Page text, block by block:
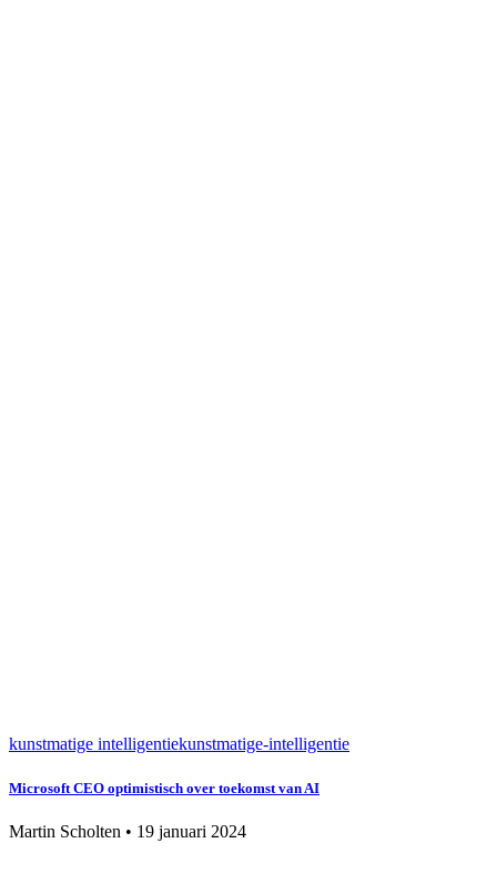
kunstmatige intelligentiekunstmatige-intelligentie
Microsoft CEO optimistisch over toekomst van AI
Martin Scholten • 19 januari 2024